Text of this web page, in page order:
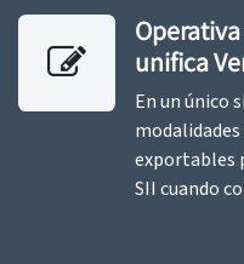
unifica
En un único
modalidades
exportables
SII cuando